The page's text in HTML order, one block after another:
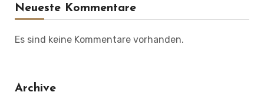
Neueste Kommentare
Es sind keine Kommentare vorhanden.
Archive